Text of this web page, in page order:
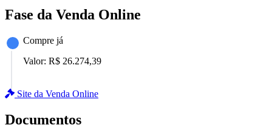
Fase da Venda Online
Compre já
Valor: R$ 26.274,39
Site da Venda Online
Documentos